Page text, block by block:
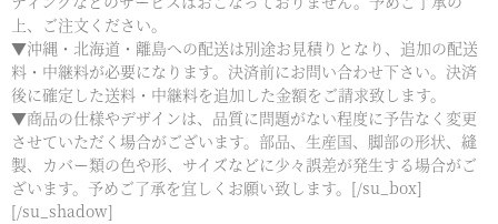
上、ご注文ください。
▼沖縄・北海道・離島への配送は別途お見積りとなり、追加の配送
料・中継料が必要になります。決済前にお問い合わせ下さい。決済
後に確定した送料・中継料を追加した金額をご請求致します。
▼商品の仕様やデザインは、品質に問題がない程度に予告なく変更
させていただく場合がございます。部品、生産国、脚部の形状、縫
製、カバー類の色や形、サイズなどに少々誤差が発生する場合がご
ざいます。予めご了承を宜しくお願い致します。[/su_box]
[/su_shadow]